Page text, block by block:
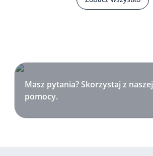
Masz pytania? Skorzystaj z naszej
pomocy.